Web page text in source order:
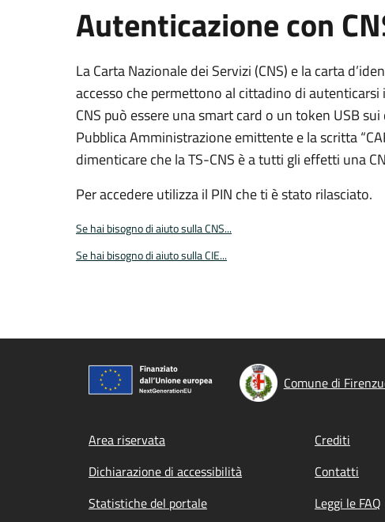
Autenticazione con
La Carta Nazionale dei Servizi (CNS) e la carta
accesso che permettono al cittadino di
CNS può essere una smart card o un token USB
Pubblica Amministrazione emittente e la scritta
dimenticare che la TS-CNS è a tutti gli effetti una
Per accedere utilizza il PIN che ti è stato rilasciato.
Se hai bisogno di aiuto sulla CNS...
Se hai bisogno di aiuto sulla CIE...
Comune di
Footer menu
Area riservata Crediti
Dichiarazione di accessibilità
Contatti
Statistiche del portale
Leggi le FAQ